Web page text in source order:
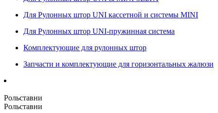
Для Рулонных штор UNI кассетной и системы MINI
Для Рулонных штор UNI-пружинная система
Комплектующие для рулонных штор
Запчасти и комплектующие для горизонтальных жалюзи
Рольставни
Рольставни